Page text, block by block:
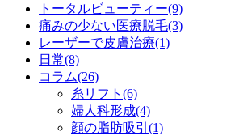
トータルビューティー(9)
痛みの少ない医療脱毛(3)
レーザーで皮膚治療(1)
日常(8)
コラム(26)
糸リフト(6)
婦人科形成(4)
顔の脂肪吸引(1)